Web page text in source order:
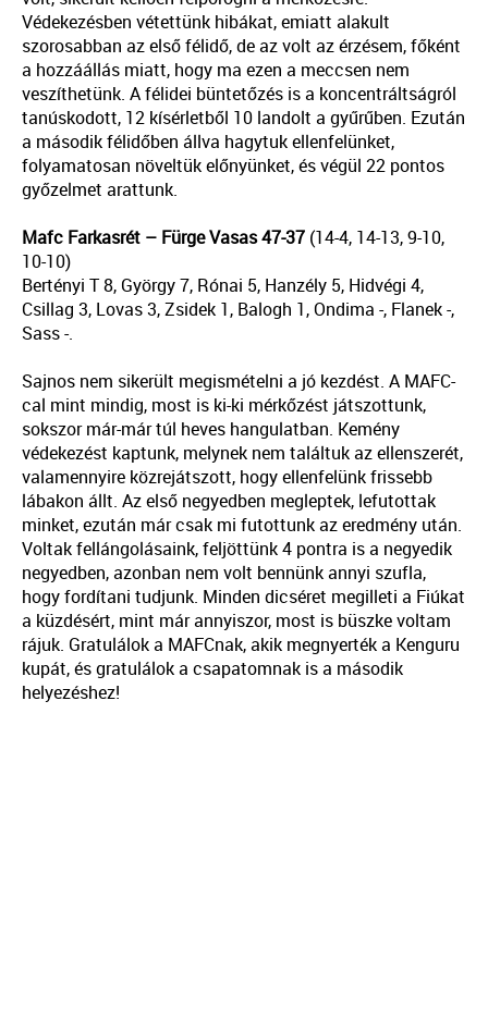
Védekezésben vétettünk hibákat, emiatt alakult
szorosabban az első félidő, de az volt az érzésem, főként
a hozzáállás miatt, hogy ma ezen a meccsen nem
veszíthetünk. A félidei büntetőzés is a koncentráltságról
tanúskodott, 12 kísérletből 10 landolt a gyűrűben. Ezután
a második félidőben állva hagytuk ellenfelünket,
folyamatosan növeltük előnyünket, és végül 22 pontos
győzelmet arattunk.
Mafc Farkasrét – Fürge Vasas 47-37 (14-4, 14-13, 9-10,
10-10)
Bertényi T 8, György 7, Rónai 5, Hanzély 5, Hidvégi 4,
Csillag 3, Lovas 3, Zsidek 1, Balogh 1, Ondima -, Flanek -,
Sass -.
Sajnos nem sikerült megismételni a jó kezdést. A MAFC-
cal mint mindig, most is ki-ki mérkőzést játszottunk,
sokszor már-már túl heves hangulatban. Kemény
védekezést kaptunk, melynek nem találtuk az ellenszerét,
valamennyire közrejátszott, hogy ellenfelünk frissebb
lábakon állt. Az első negyedben megleptek, lefutottak
minket, ezután már csak mi futottunk az eredmény után.
Voltak fellángolásaink, feljöttünk 4 pontra is a negyedik
negyedben, azonban nem volt bennünk annyi szufla,
hogy fordítani tudjunk. Minden dicséret megilleti a Fiúkat
a küzdésért, mint már annyiszor, most is büszke voltam
rájuk. Gratulálok a MAFCnak, akik megnyerték a Kenguru
kupát, és gratulálok a csapatomnak is a második
helyezéshez!